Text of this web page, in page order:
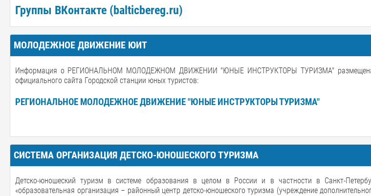
Группы ВКонтакте (balticbereg.ru)
МОЛОДЕЖНОЕ ДВИЖЕНИЕ ЮИТ
Информация о РЕГИОНАЛЬНОМ МОЛОДЕЖНОМ ДВИЖЕНИИ "ЮНЫЕ ИНСТРУКТОРЫ ТУРИЗМА" размещена
официального сайта Городской станции юных туристов:
РЕГИОНАЛЬНОЕ МОЛОДЕЖНОЕ ДВИЖЕНИЕ "ЮНЫЕ ИНСТРУКТОРЫ ТУРИЗМА"
СИСТЕМА ОРГАНИЗАЦИЯ ДЕТСКО-ЮНОШЕСКОГО ТУРИЗМА
Детско-юношеский туризм в системе образования в целом в России и в частности в Санкт-
«образовательная организация – районный центр детско-юношеского туризма (учреждение